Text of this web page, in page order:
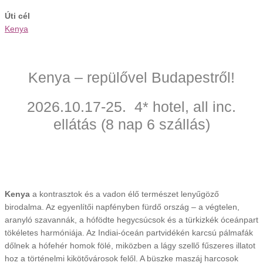
Úti cél
Kenya
Kenya – repülővel Budapestről!
2026.10.17-25. 4* hotel, all inc.
ellátás (8 nap 6 szállás)
Kenya a kontrasztok és a vadon élő természet lenyűgöző
birodalma. Az egyenlítői napfényben fürdő ország – a végtelen,
aranyló szavannák, a hófödte hegycsúcsok és a türkizkék óceánpart
tökéletes harmóniája. Az Indiai-óceán partvidékén karcsú pálmafák
dőlnek a hófehér homok fölé, miközben a lágy szellő fűszeres illatot
hoz a történelmi kikötővárosok felől. A büszke maszáj harcosok